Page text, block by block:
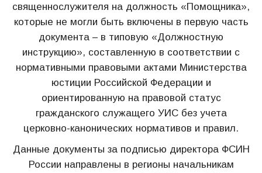
священнослужителя на должность «Помощника»,
которые не могли быть включены в первую часть
документа – в типовую «Должностную
инструкцию», составленную в соответствии с
нормативными правовыми актами Министерства
юстиции Российской Федерации и
ориентированную на правовой статус
гражданского служащего УИС без учета
церковно-канонических нормативов и правил.
Данные документы за подписью директора ФСИН
России направлены в регионы начальникам